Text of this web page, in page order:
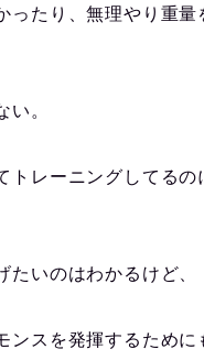
ったり、無理やり重量
い。
トレーニングしてるの
たいのはわかるけど、
ンスを発揮するために